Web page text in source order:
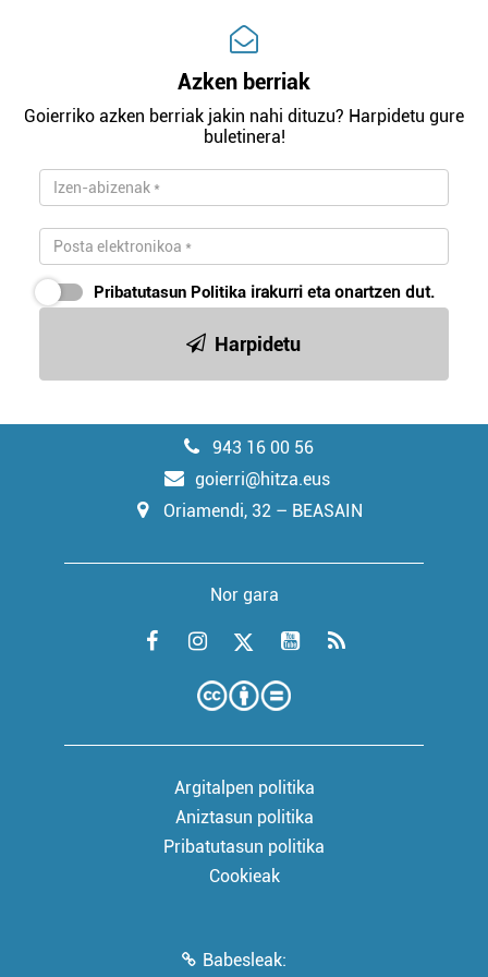
Azken berriak
Goierriko azken berriak jakin nahi dituzu? Harpidetu gure
buletinera!
Pribatutasun Politika irakurri eta onartzen dut.
Harpidetu
943 16 00 56
goierri@hitza.eus
Oriamendi, 32 – BEASAIN
Nor gara
Argitalpen politika
Aniztasun politika
Pribatutasun politika
Cookieak
Babesleak: